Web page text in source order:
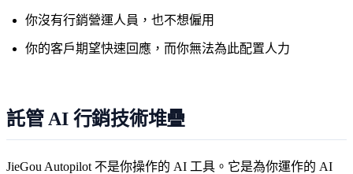
你沒有行銷營運人員，也不想僱用
你的客戶期望快速回應，而你無法為此配置人力
託管 AI 行銷技術堆疊
JieGou Autopilot 不是你操作的 AI 工具。它是為你運作的 AI